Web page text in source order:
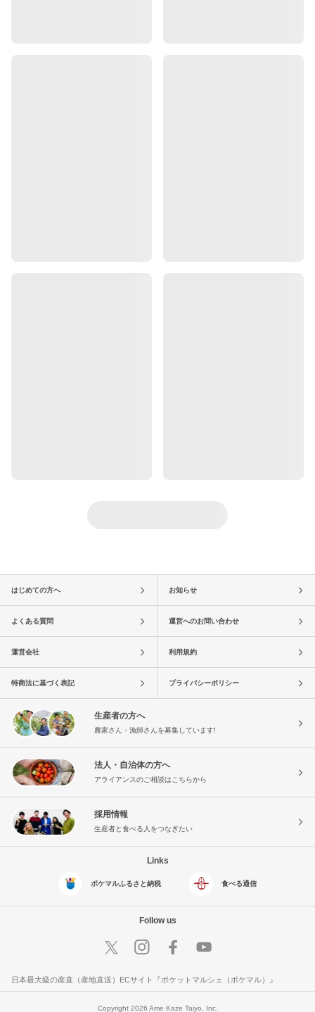
はじめての方へ お知らせ
よくある質問 運営へのお問い合わせ
運営会社 利用規約
特商法に基づく表記 プライバシーポリシー
生産者の方へ
農家さん・漁師さんを募集しています!
法人・自治体の方へ
アライアンスのご相談はこちらから
採用情報
生産者と食べる人をつなぎたい
Links
ポケマルふるさと納税 食べる通信
Follow us
日本最大級の産直（産地直送）ECサイト『ポケットマルシェ（ポケマル）』
Copyright 2026 Ame Kaze Taiyo, Inc.